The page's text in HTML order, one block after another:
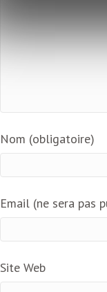
Nom (obligatoire)
Email (ne sera pas
Site Web